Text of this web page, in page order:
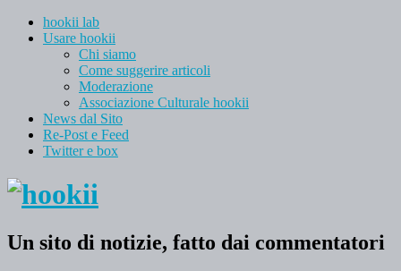
hookii lab
Usare hookii
Chi siamo
Come suggerire articoli
Moderazione
Associazione Culturale hookii
News dal Sito
Re-Post e Feed
Twitter e box
Un sito di notizie, fatto dai commentatori